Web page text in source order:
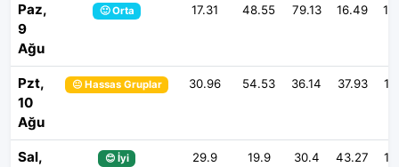
Paz,
9
Ağu
🙂 Orta 17.31 48.55 79.13 16.49
Pzt,
10
Ağu
😐 Hassas Gruplar 30.96 54.53 36.14 37.93
Sal,
😊 İyi 29.9 19.9 30.4 43.27